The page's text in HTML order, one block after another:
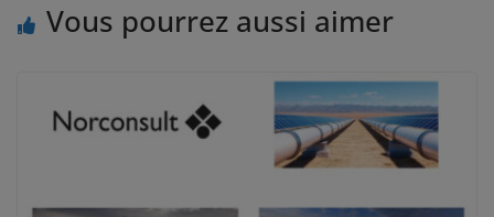
Vous pourrez aussi aimer